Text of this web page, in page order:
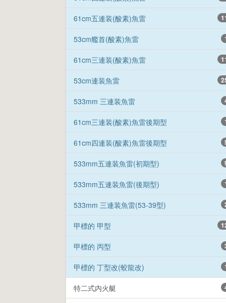
61cm五連装(酸素)魚雷
53cm艦首(酸素)魚雷
61cm三連装(酸素)魚雷
53cm連装魚雷
533mm 三連装魚雷
61cm三連装(酸素)魚雷後期型
61cm四連装(酸素)魚雷後期型
533mm五連装魚雷(初期型)
533mm五連装魚雷(後期型)
533mm 三連装魚雷(53-39型)
甲標的 甲型
甲標的 丙型
甲標的 丁型改(蛟龍改)
特二式内火艇